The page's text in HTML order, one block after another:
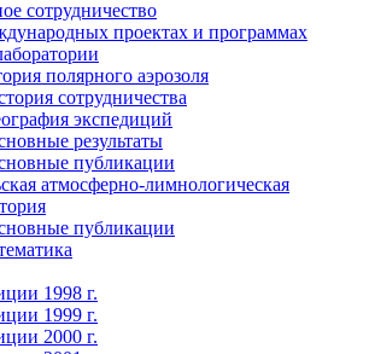
сотрудничество
проектах и программах
полярного аэрозоля
сотрудничества
экспедиций
результаты
публикации
атмосферно-лимнологическая
публикации
1998 г.
1999 г.
2000 г.